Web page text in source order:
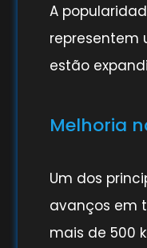
A
representem
estão
Melhoria
Um dos
avanços em
mais de 500